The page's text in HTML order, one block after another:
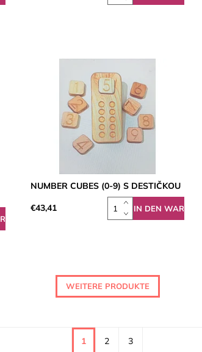
NUMBER CUBES (0-9) S DESTIČKOU
€43,41
WEITERE PRODUKTE
1 2 3